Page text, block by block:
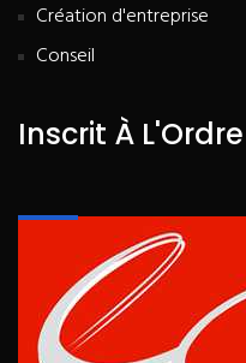
Création d'entreprise
Conseil
Inscrit À L'Ordre